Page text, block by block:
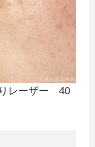
レーザー 40